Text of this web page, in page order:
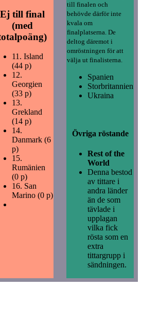
Ej till final
(med
11. Island
(44 p)
12.
Georgien
(33 p)
13.
Grekland
(14 p)
14.
Danmark (6
p)
15.
Rumänien
(0 p)
16. San
Marino (0 p)
till finalen och
behövde därför inte
kvala om
finalplatserna. De
deltog däremot i
omröstningen för att
välja ut finalisterna.
Spanien
Storbritannien
Ukraina
Övriga röstande
Rest of the
World
Denna bestod
av tittare i
andra länder
än de som
tävlade i
upplagan
vilka fick
rösta som en
extra
tittargrupp i
sändningen.